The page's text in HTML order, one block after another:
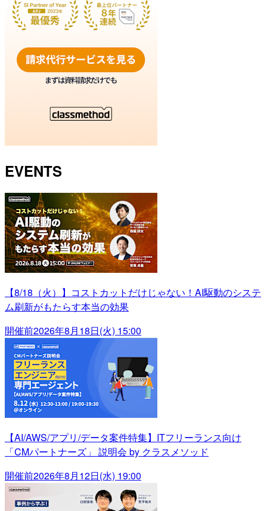
EVENTS
【8/18（火）】コストカットだけじゃない！AI駆動のシステ
ム刷新がもたらす本当の効果
開催前2026年8月18日(火) 15:00
【AI/AWS/アプリ/データ案件特集】ITフリーランス向け
「CMパートナーズ」 説明会 by クラスメソッド
開催前2026年8月12日(水) 19:00